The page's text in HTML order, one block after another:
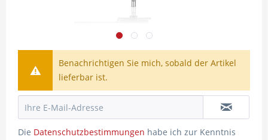
Benachrichtigen Sie mich, sobald der Artikel
lieferbar ist.
Die Datenschutzbestimmungen habe ich zur Kenntnis